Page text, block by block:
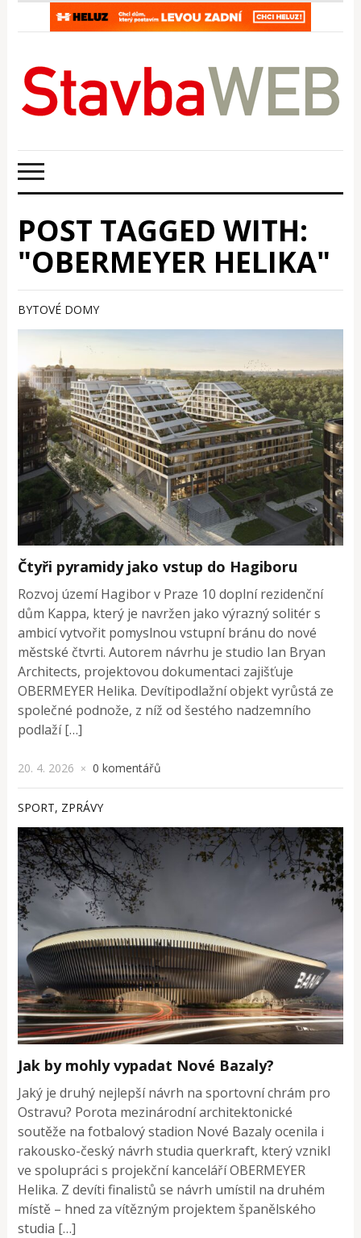
POST TAGGED WITH:
"OBERMEYER HELIKA"
BYTOVÉ DOMY
Čtyři pyramidy jako vstup do Hagiboru
Rozvoj území Hagibor v Praze 10 doplní rezidenční
dům Kappa, který je navržen jako výrazný solitér s
ambicí vytvořit pomyslnou vstupní bránu do nové
městské čtvrti. Autorem návrhu je studio Ian Bryan
Architects, projektovou dokumentaci zajišťuje
OBERMEYER Helika. Devítipodlažní objekt vyrůstá ze
společné podnože, z níž od šestého nadzemního
podlaží […]
20. 4. 2026 × 0 komentářů
SPORT, ZPRÁVY
Jak by mohly vypadat Nové Bazaly?
Jaký je druhý nejlepší návrh na sportovní chrám pro
Ostravu? Porota mezinárodní architektonické
soutěže na fotbalový stadion Nové Bazaly ocenila i
rakousko-český návrh studia querkraft, který vznikl
ve spolupráci s projekční kanceláří OBERMEYER
Helika. Z devíti finalistů se návrh umístil na druhém
místě – hned za vítězným projektem španělského
studia […]